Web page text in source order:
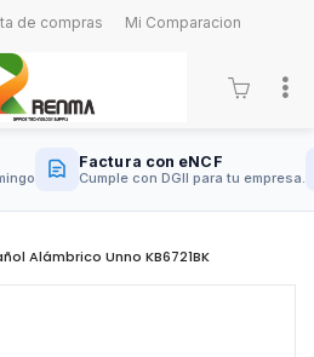
de compras Mi Comparacion
Factura con eNCF
Cumple con DGII para tu empresa.
Alámbrico Unno KB6721BK